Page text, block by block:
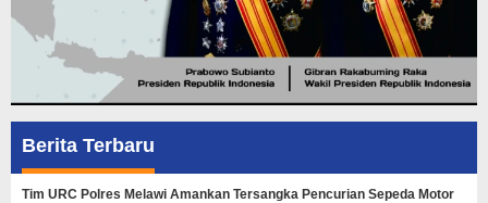
Berita Terbaru
Tim URC Polres Melawi Amankan Tersangka Pencurian Sepeda Motor